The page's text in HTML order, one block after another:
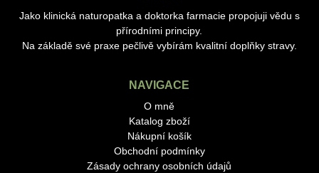
Jako klinická naturopatka a doktorka farmacie propojuji vědu s
přírodními principy.
Na základě své praxe pečlivě vybírám kvalitní doplňky stravy.
NAVIGACE
O mně
Katalog zboží
Nákupní košík
Obchodní podmínky
Zásady ochrany osobních údajů